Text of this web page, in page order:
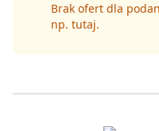
Brak ofert dla
np. tutaj.